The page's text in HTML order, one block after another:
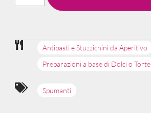
Antipasti e Stuzzichini da Aperitivo
Preparazioni a base di Dolci o Torte
Spumanti